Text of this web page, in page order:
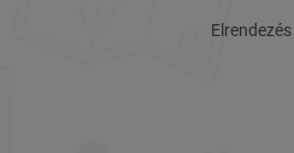
Elrendezés